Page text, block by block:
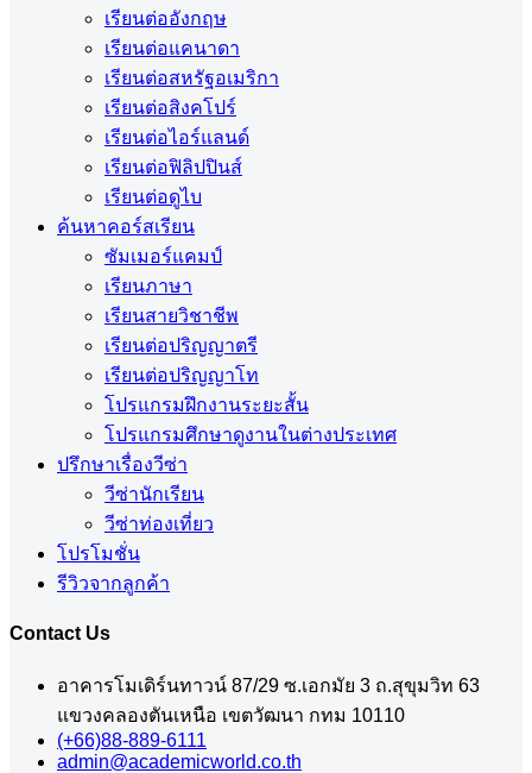
เรียนต่ออังกฤษ
เรียนต่อแคนาดา
เรียนต่อสหรัฐอเมริกา
เรียนต่อสิงคโปร์
เรียนต่อไอร์แลนด์
เรียนต่อฟิลิปปินส์
เรียนต่อดูไบ
ค้นหาคอร์สเรียน
ซัมเมอร์แคมป์
เรียนภาษา
เรียนสายวิชาชีพ
เรียนต่อปริญญาตรี
เรียนต่อปริญญาโท
โปรแกรมฝึกงานระยะสั้น
โปรแกรมศึกษาดูงานในต่างประเทศ
ปรึกษาเรื่องวีซ่า
วีซ่านักเรียน
วีซ่าท่องเที่ยว
โปรโมชั่น
รีวิวจากลูกค้า
Contact Us
อาคารโมเดิร์นทาวน์ 87/29 ซ.เอกมัย 3 ถ.สุขุมวิท 63
แขวงคลองตันเหนือ เขตวัฒนา กทม 10110
(+66)88-889-6111
admin@academicworld.co.th